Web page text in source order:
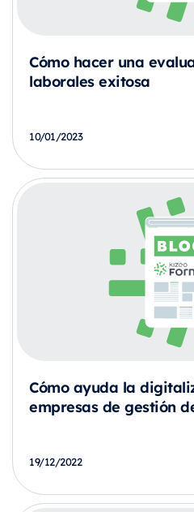
Cómo hacer una
laborales exitosa
10/01/2023
Cómo ayuda la
empresas de gestión
19/12/2022